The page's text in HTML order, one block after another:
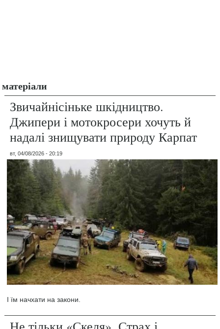
матеріали
Звичайнісіньке шкідництво.
Джипери і мотокросери хочуть й
надалі знищувати природу Карпат
вт, 04/08/2026 - 20:19
І їм начхати на закони.